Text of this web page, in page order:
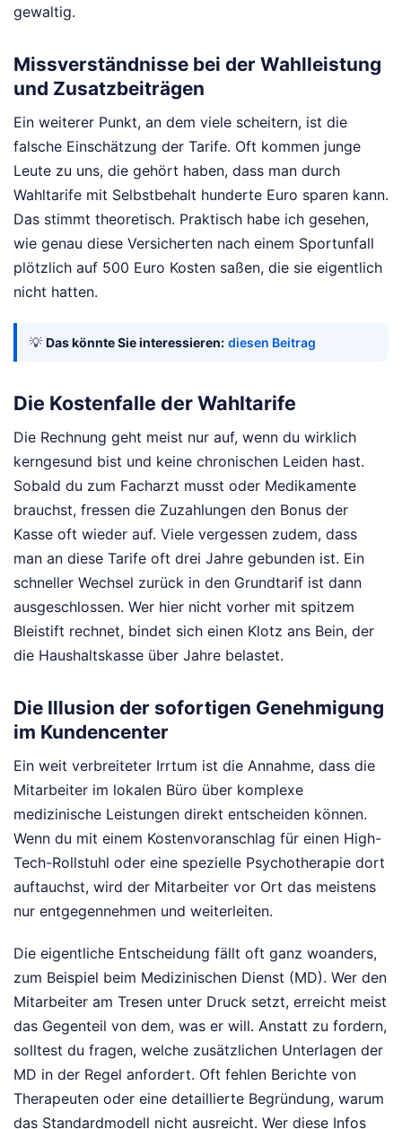
gewaltig.
Missverständnisse bei der Wahlleistung
und Zusatzbeiträgen
Ein weiterer Punkt, an dem viele scheitern, ist die
falsche Einschätzung der Tarife. Oft kommen junge
Leute zu uns, die gehört haben, dass man durch
Wahltarife mit Selbstbehalt hunderte Euro sparen kann.
Das stimmt theoretisch. Praktisch habe ich gesehen,
wie genau diese Versicherten nach einem Sportunfall
plötzlich auf 500 Euro Kosten saßen, die sie eigentlich
nicht hatten.
💡 Das könnte Sie interessieren: diesen Beitrag
Die Kostenfalle der Wahltarife
Die Rechnung geht meist nur auf, wenn du wirklich
kerngesund bist und keine chronischen Leiden hast.
Sobald du zum Facharzt musst oder Medikamente
brauchst, fressen die Zuzahlungen den Bonus der
Kasse oft wieder auf. Viele vergessen zudem, dass
man an diese Tarife oft drei Jahre gebunden ist. Ein
schneller Wechsel zurück in den Grundtarif ist dann
ausgeschlossen. Wer hier nicht vorher mit spitzem
Bleistift rechnet, bindet sich einen Klotz ans Bein, der
die Haushaltskasse über Jahre belastet.
Die Illusion der sofortigen Genehmigung
im Kundencenter
Ein weit verbreiteter Irrtum ist die Annahme, dass die
Mitarbeiter im lokalen Büro über komplexe
medizinische Leistungen direkt entscheiden können.
Wenn du mit einem Kostenvoranschlag für einen High-
Tech-Rollstuhl oder eine spezielle Psychotherapie dort
auftauchst, wird der Mitarbeiter vor Ort das meistens
nur entgegennehmen und weiterleiten.
Die eigentliche Entscheidung fällt oft ganz woanders,
zum Beispiel beim Medizinischen Dienst (MD). Wer den
Mitarbeiter am Tresen unter Druck setzt, erreicht meist
das Gegenteil von dem, was er will. Anstatt zu fordern,
solltest du fragen, welche zusätzlichen Unterlagen der
MD in der Regel anfordert. Oft fehlen Berichte von
Therapeuten oder eine detaillierte Begründung, warum
das Standardmodell nicht ausreicht. Wer diese Infos